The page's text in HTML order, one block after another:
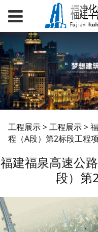
福建福泉
线拓宽改
段）第2
工程展示>工程展示>
程（A段）第2标段工程
福建福泉高速公
段）第